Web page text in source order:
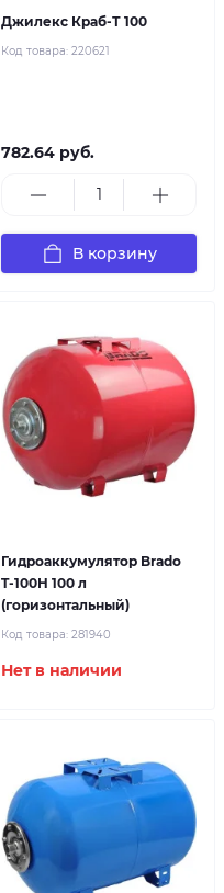
Джилекс Краб-Т 100
Код товара: 220621
782.64 руб.
В корзину
Гидроаккумулятор Brado
T-100H 100 л
(горизонтальный)
Код товара: 281940
Нет в наличии